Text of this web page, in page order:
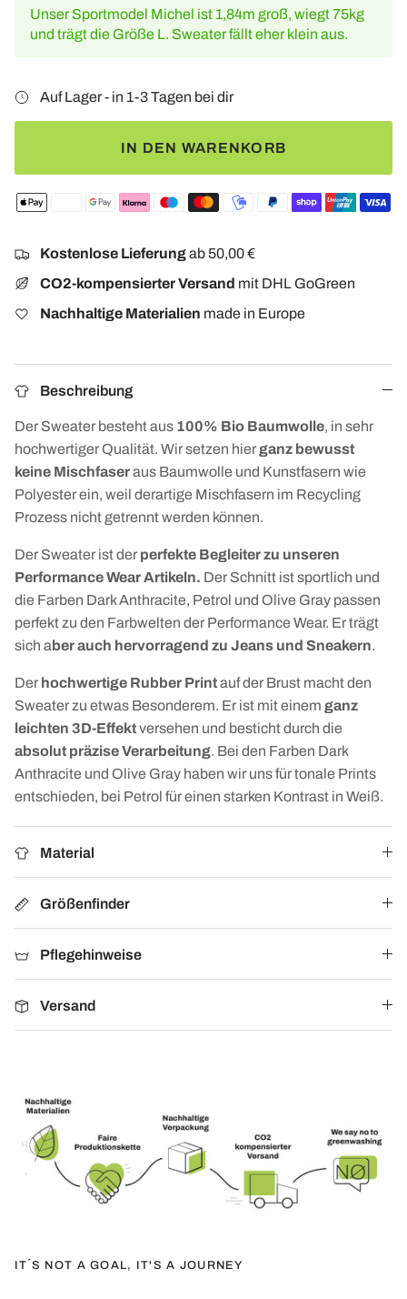
Unser Sportmodel Michel ist 1,84m groß, wiegt 75kg
und trägt die Größe L. Sweater fällt eher klein aus.
Auf Lager - in 1-3 Tagen bei dir
IN DEN WARENKORB
Kostenlose Lieferungab 50,00 €
CO2-kompensierter Versand mit DHL GoGreen
Nachhaltige Materialien made in Europe
Beschreibung
Der Sweater besteht aus 100% Bio Baumwolle, in sehr
hochwertiger Qualität. Wir setzen hierganz bewusst
keine Mischfaseraus Baumwolle und Kunstfasern wie
Polyester ein, weil derartige Mischfasern im Recycling
Prozess nicht getrennt werden können.
Der Sweater ist der perfekte Begleiter zu unseren
Performance Wear Artikeln. Der Schnitt ist sportlich und
die Farben Dark Anthracite, Petrol und Olive Gray passen
perfekt zu den Farbwelten der Performance Wear. Er trägt
sich aber auch hervorragend zu Jeans und Sneakern.
Der hochwertige Rubber Printauf der Brust macht den
Sweater zu etwas Besonderem. Er ist mit einem ganz
leichten 3D-Effektversehen und besticht durch die
absolut präzise Verarbeitung. Bei den Farben Dark
Anthracite und Olive Gray haben wir uns für tonale Prints
entschieden, bei Petrol für einen starken Kontrast in Weiß.
Material
Größenfinder
Pflegehinweise
Versand
IT´S NOT A GOAL, IT'S A JOURNEY